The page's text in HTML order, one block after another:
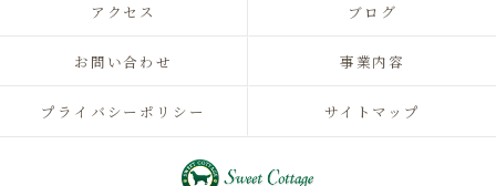
アクセス ブログ
お問い合わせ 事業内容
プライバシーポリシー サイトマップ